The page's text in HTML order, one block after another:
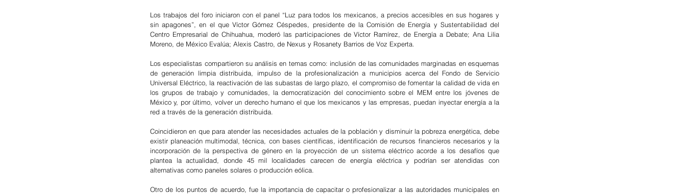
Los trabajos del foro iniciaron con el panel “Luz para todos los mexicanos, a precios accesibles en sus hogares y
sin apagones”, en el que Víctor Gómez Céspedes, presidente de la Comisión de Energía y Sustentabilidad del
Centro Empresarial de Chihuahua, moderó las participaciones de Víctor Ramírez, de Energía a Debate; Ana Lilia
Moreno, de México Evalúa; Alexis Castro, de Nexus y Rosanety Barrios de Voz Experta.
Los especialistas compartieron su análisis en temas como: inclusión de las comunidades marginadas en esquemas
de generación limpia distribuida, impulso de la profesionalización a municipios acerca del Fondo de Servicio
Universal Eléctrico, la reactivación de las subastas de largo plazo, el compromiso de fomentar la calidad de vida en
los grupos de trabajo y comunidades, la democratización del conocimiento sobre el MEM entre los jóvenes de
México y, por último, volver un derecho humano el que los mexicanos y las empresas, puedan inyectar energía a la
red a través de la generación distribuida.
Coincidieron en que para atender las necesidades actuales de la población y disminuir la pobreza energética, debe
existir planeación multimodal, técnica, con bases científicas, identificación de recursos financieros necesarios y la
incorporación de la perspectiva de género en la proyección de un sistema eléctrico acorde a los desafíos que
plantea la actualidad, donde 45 mil localidades carecen de energía eléctrica y podrían ser atendidas con
alternativas como paneles solares o producción eólica.
Otro de los puntos de acuerdo, fue la importancia de capacitar o profesionalizar a las autoridades municipales en